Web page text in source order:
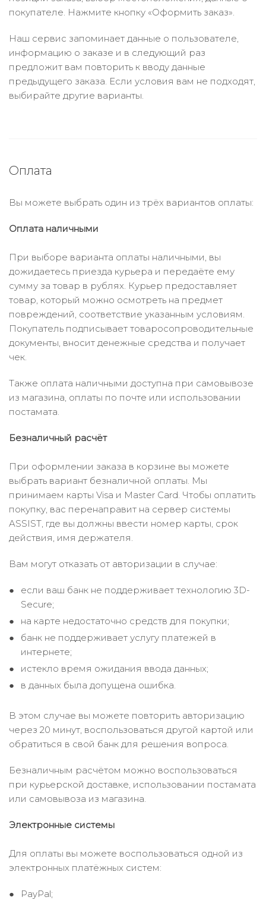
покупателе. Нажмите кнопку «Оформить заказ».
Наш сервис запоминает данные о пользователе,
информацию о заказе и в следующий раз
предложит вам повторить к вводу данные
предыдущего заказа. Если условия вам не подходят,
выбирайте другие варианты.
Оплата
Вы можете выбрать один из трёх вариантов оплаты:
Оплата наличными
При выборе варианта оплаты наличными, вы
дожидаетесь приезда курьера и передаёте ему
сумму за товар в рублях. Курьер предоставляет
товар, который можно осмотреть на предмет
повреждений, соответствие указанным условиям.
Покупатель подписывает товаросопроводительные
документы, вносит денежные средства и получает
чек.
Также оплата наличными доступна при самовывозе
из магазина, оплаты по почте или использовании
постамата.
Безналичный расчёт
При оформлении заказа в корзине вы можете
выбрать вариант безналичной оплаты. Мы
принимаем карты Visa и Master Card. Чтобы оплатить
покупку, вас перенаправит на сервер системы
ASSIST, где вы должны ввести номер карты, срок
действия, имя держателя.
Вам могут отказать от авторизации в случае:
если ваш банк не поддерживает технологию 3D-
Secure;
на карте недостаточно средств для покупки;
банк не поддерживает услугу платежей в
интернете;
истекло время ожидания ввода данных;
в данных была допущена ошибка.
В этом случае вы можете повторить авторизацию
через 20 минут, воспользоваться другой картой или
обратиться в свой банк для решения вопроса.
Безналичным расчётом можно воспользоваться
при курьерской доставке, использовании постамата
или самовывоза из магазина.
Электронные системы
Для оплаты вы можете воспользоваться одной из
электронных платёжных систем:
PayPal;